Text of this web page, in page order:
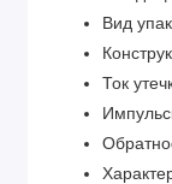
Вид
Ток